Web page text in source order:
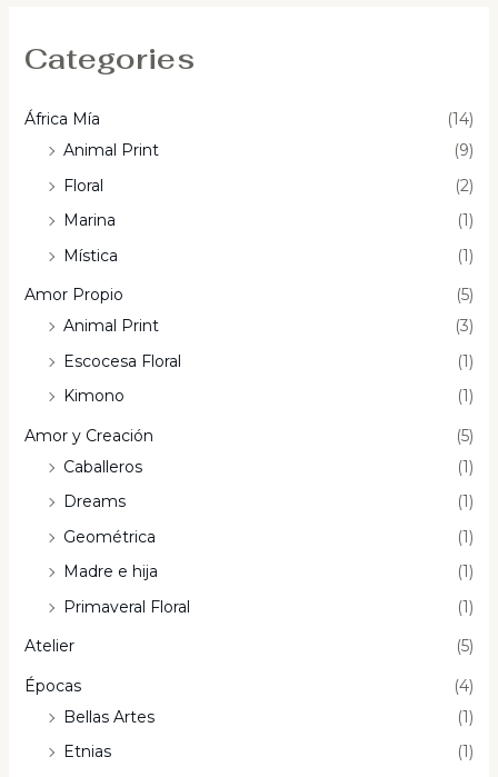
Categories
África Mía
(14)
Animal Print
(9)
Floral
(2)
Marina
(1)
Mística
(1)
Amor Propio
(5)
Animal Print
(3)
Escocesa Floral
(1)
Kimono
(1)
Amor y Creación
(5)
Caballeros
(1)
Dreams
(1)
Geométrica
(1)
Madre e hija
(1)
Primaveral Floral
(1)
Atelier
(5)
Épocas
(4)
Bellas Artes
(1)
Etnias
(1)